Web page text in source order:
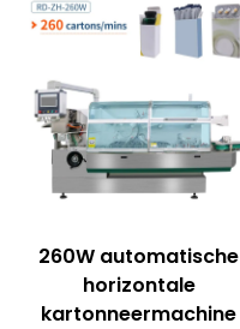
260W automatische
horizontale
kartonneermachine